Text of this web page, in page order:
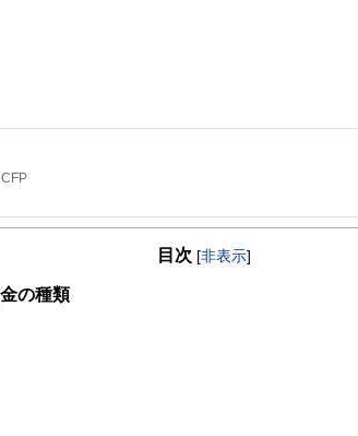
MBA・CFPファイナンシャルプランナー・福祉住環境コ
庫支部幹事として活動中。目次 [非表示]
の種類